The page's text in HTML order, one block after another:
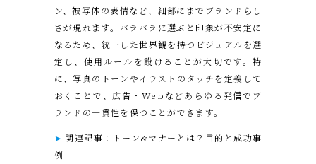
ン、被写体の表情など、細部にまでブランドらし
さが現れます。バラバラに選ぶと印象が不安定に
なるため、統一した世界観を持つビジュアルを選
定し、使用ルールを設けることが大切です。特
に、写真のトーンやイラストのタッチを定義して
おくことで、広告・Webなどあらゆる発信でブ
ランドの一貫性を保つことができます。
➤ 関連記事：トーン&マナーとは？目的と成功事
例